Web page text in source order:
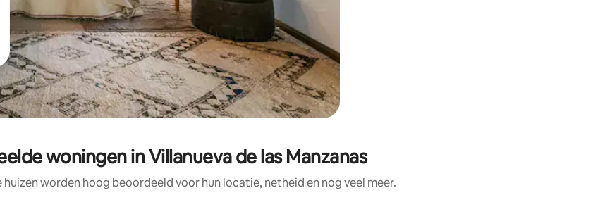
woningen in Villanueva de las Manzanas
huizen worden hoog beoordeeld voor hun locatie, netheid en nog veel meer.